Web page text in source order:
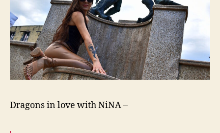
Dragons in love with NiNA –